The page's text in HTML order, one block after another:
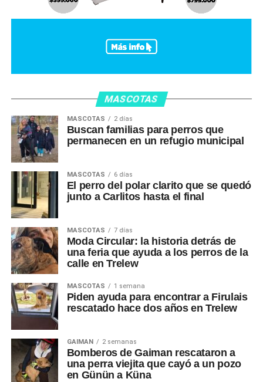
MASCOTAS
MASCOTAS 2 días
Buscan familias para perros que
permanecen en un refugio municipal
MASCOTAS 6 días
El perro del polar clarito que se quedó
junto a Carlitos hasta el final
MASCOTAS 7 días
Moda Circular: la historia detrás de
una feria que ayuda a los perros de la
calle en Trelew
MASCOTAS 1 semana
Piden ayuda para encontrar a Firulais
rescatado hace dos años en Trelew
GAIMAN 2 semanas
Bomberos de Gaiman rescataron a
una perra viejita que cayó a un pozo
en Günün a Küna